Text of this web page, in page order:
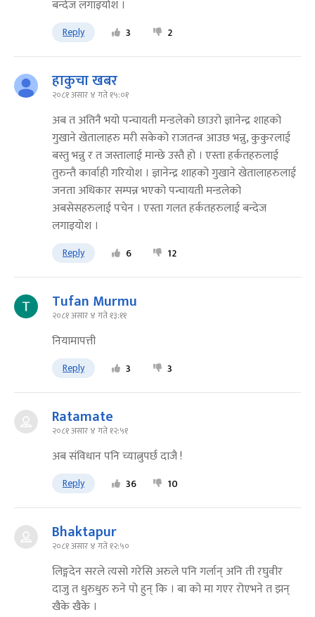
बन्देज लगाइयोश ।
Reply 3 2
हाकुचा खबर
२०८१ असार ४ गते १५:०१
अब त अतिनै भयो पन्चायती मन्डलेको छाउरो ज्ञानेन्द्र शाहको
गुखाने खेतालाहरु मरी सकेको राजतन्त्र आउछ भन्नु, कुकुरलाई
बस्तु भन्नु र त जस्तालाई मान्छे उस्तै हो । एस्ता हर्कतहरुलाई
तुरुन्तै कार्वाही गरियोश । ज्ञानेन्द्र शाहको गुखाने खेतालाहरुलाई
जनता अधिकार सम्पन्न भएको पन्चायती मन्डलेको
अबसेसहरुलाई पचेन । एस्ता गलत हर्कतहरुलाई बन्देज
लगाइयोश ।
Reply 6 12
Tufan Murmu
२०८१ असार ४ गते १३:११
नियामापत्ती
Reply 3 3
Ratamate
२०८१ असार ४ गते १२:५१
अब संविधान पनि च्यात्नुपर्छ दाजै !
Reply 36 10
Bhaktapur
२०८१ असार ४ गते १२:५०
लिङ्गदेन सरले त्यसो गरेसि अरुले पनि गर्लान् अनि ती रघुवीर
दाजु त धुरुधुरु रुने पो हुन् कि । बा को मा गएर रोएभने त झन्
खैके खैके ।